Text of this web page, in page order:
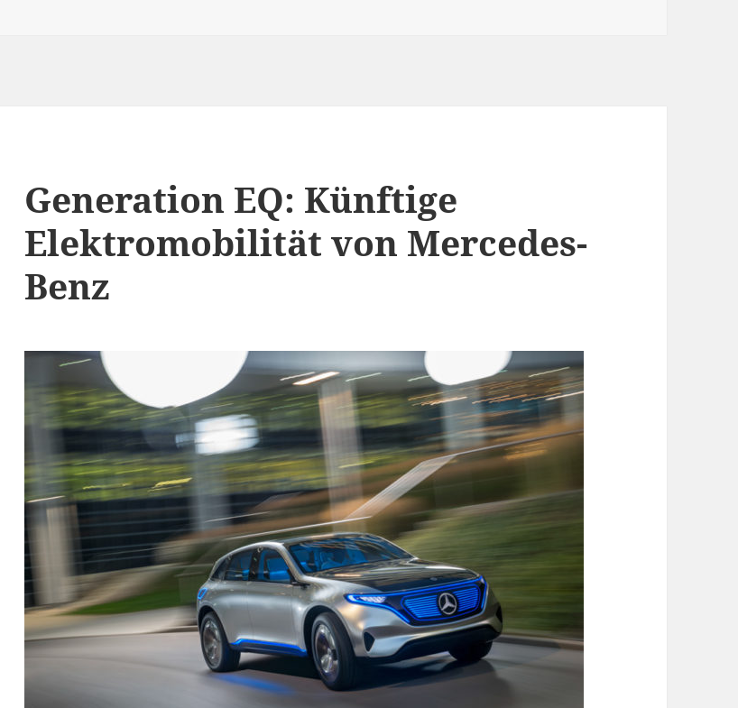
Generation EQ: Künftige
Elektromobilität von Mercedes-
Benz